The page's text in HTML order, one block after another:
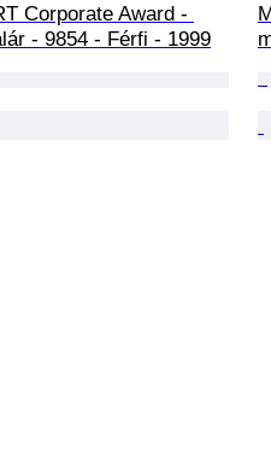
Corporate Award -
- 9854 - Férfi - 1999